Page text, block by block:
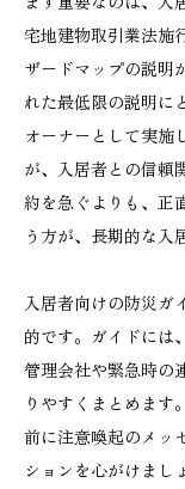
宅地建物取引業法施
ザードマップの説明
れた最低限の説明に
オーナーとして実施
が、入居者との信頼
約を急ぐよりも、正
う方が、長期的な入
入居者向けの防災ガ
的です。ガイドには
管理会社や緊急時の
りやすくまとめます
前に注意喚起のメッ
ションを心がけまし